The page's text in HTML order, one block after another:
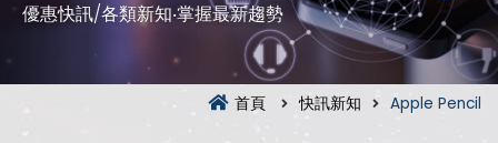
優惠快訊/各類新知‧掌握最新趨勢
首頁 快訊新知 Apple Pencil